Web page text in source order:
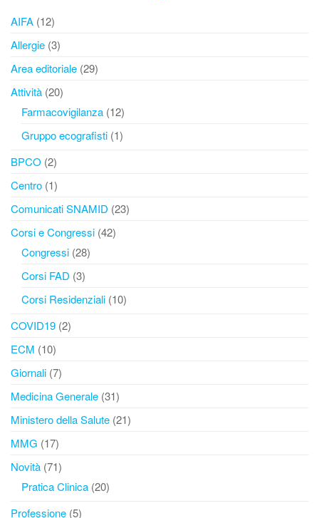
AIFA (12)
Allergie (3)
Area editoriale (29)
Attività (20)
Farmacovigilanza (12)
Gruppo ecografisti (1)
BPCO (2)
Centro (1)
Comunicati SNAMID (23)
Corsi e Congressi (42)
Congressi (28)
Corsi FAD (3)
Corsi Residenziali (10)
COVID19 (2)
ECM (10)
Giornali (7)
Medicina Generale (31)
Ministero della Salute (21)
MMG (17)
Novità (71)
Pratica Clinica (20)
Professione (5)